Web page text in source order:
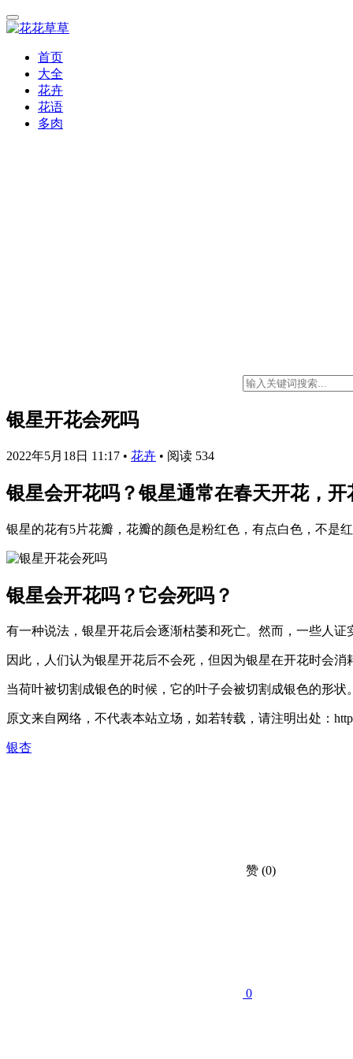
首页
大全
花卉
花语
多肉
银星开花会死吗
2022年5月18日 11:17 • 花卉 • 阅读 534
银星会开花吗？银星通常在春天开花，
银星的花有5片花瓣，花瓣的颜色是粉红色，有点白色，不是
银星会开花吗？它会死吗？
有一种说法，银星开花后会逐渐枯萎和死亡。然而，一些人
因此，人们认为银星开花后不会死，但因为银星在开花时会
当荷叶被切割成银色的时候，它的叶子会被切割成银色的形
原文来自网络，不代表本站立场，如若转载，请注明出处：
银杏
赞 (0)
0